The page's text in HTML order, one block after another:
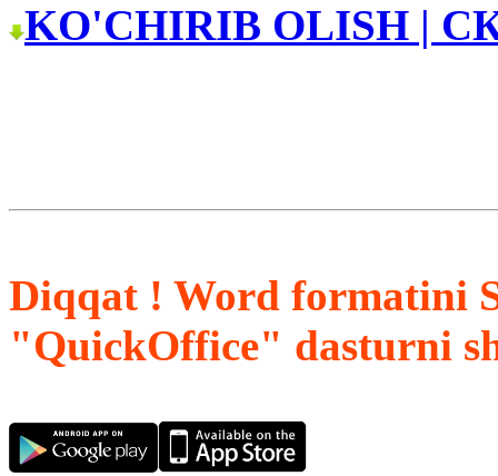
KO'CHIRIB OLISH |
Diqqat ! Word formatini
"QuickOffice" dasturni